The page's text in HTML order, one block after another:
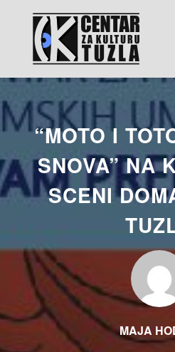
“MOTO I
SNOVA” NA
SCENI
MAJA